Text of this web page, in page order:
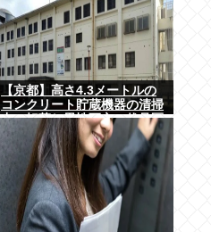
【京都】高さ4.3メートルの
コンクリート貯蔵機器の清掃
中に転落し男性死亡、伏見区
の工場